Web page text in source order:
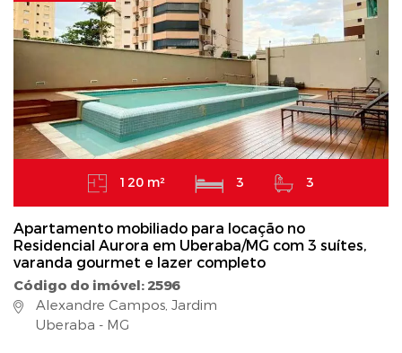
120 m² 3 3
Apartamento mobiliado para locação no
Residencial Aurora em Uberaba/MG com 3 suítes,
varanda gourmet e lazer completo
Código do imóvel: 2596
Alexandre Campos, Jardim
Uberaba - MG